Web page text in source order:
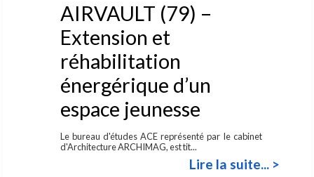
AIRVAULT (79) –
Extension et
réhabilitation
énergérique d’un
espace jeunesse
Le bureau d'études ACE représenté par le cabinet
d'Architecture ARCHIMAG, est tit...
Lire la suite... >